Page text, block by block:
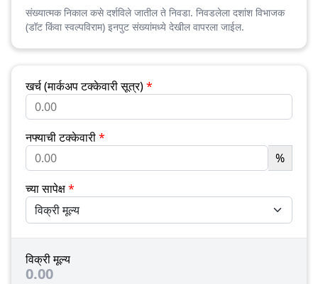
संख्यात्मक निकाल कसे दर्शविले जातील ते निवडा. निवडलेला दशांश विभाजक
(डॉट किंवा स्वल्पविराम) इनपुट संख्यांमध्ये देखील वापरला जाईल.
खर्च (मार्कअप टक्केवारी सूत्र)*
नफ्याची टक्केवारी*
%
च्या सापेक्ष*
विक्री मूल्य
0.00